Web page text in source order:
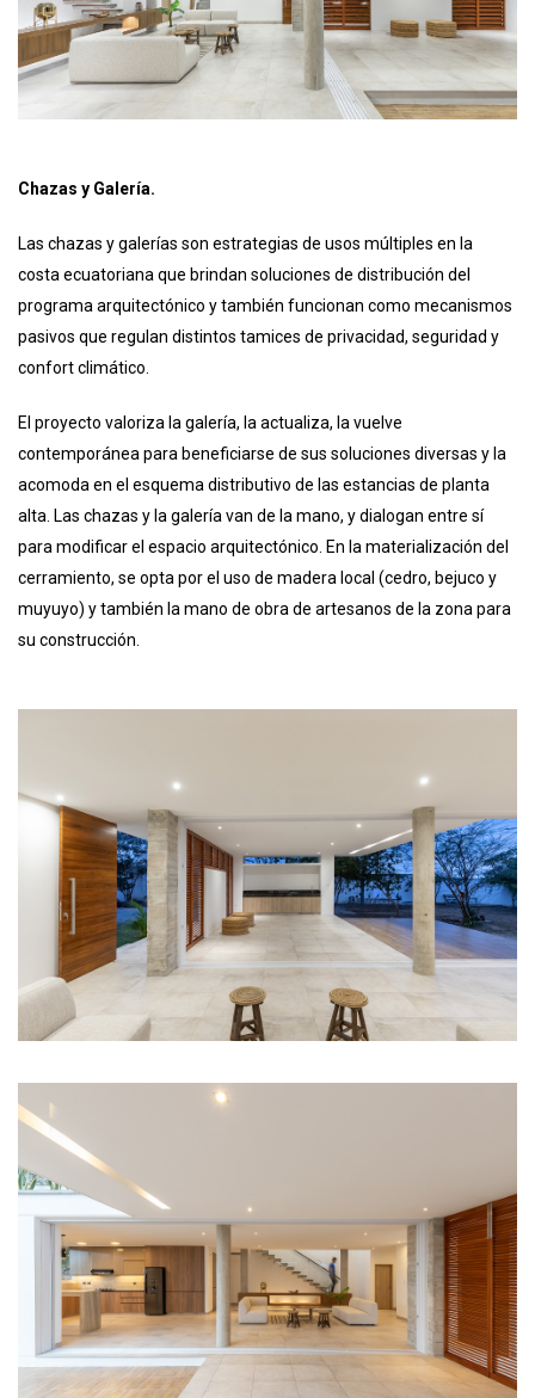
Chazas y Galería.
Las chazas y galerías son estrategias de usos múltiples en la
costa ecuatoriana que brindan soluciones de distribución del
programa arquitectónico y también funcionan como mecanismos
pasivos que regulan distintos tamices de privacidad, seguridad y
confort climático.
El proyecto valoriza la galería, la actualiza, la vuelve
contemporánea para beneficiarse de sus soluciones diversas y la
acomoda en el esquema distributivo de las estancias de planta
alta. Las chazas y la galería van de la mano, y dialogan entre sí
para modificar el espacio arquitectónico. En la materialización del
cerramiento, se opta por el uso de madera local (cedro, bejuco y
muyuyo) y también la mano de obra de artesanos de la zona para
su construcción.